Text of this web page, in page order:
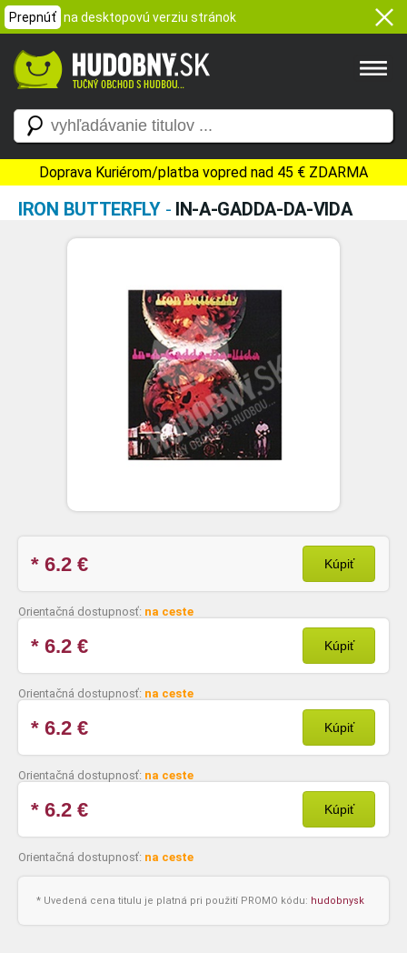
Prepnúť na desktopovú verziu stránok
Doprava Kuriérom/platba vopred nad 45 € ZDARMA
IRON BUTTERFLY- IN-A-GADDA-DA-VIDA
* 6.2 € Kúpiť
Orientačná dostupnosť: na ceste
* 6.2 € Kúpiť
Orientačná dostupnosť: na ceste
* 6.2 € Kúpiť
Orientačná dostupnosť: na ceste
* 6.2 € Kúpiť
Orientačná dostupnosť: na ceste
* Uvedená cena titulu je platná pri použití PROMO kódu: hudobnysk